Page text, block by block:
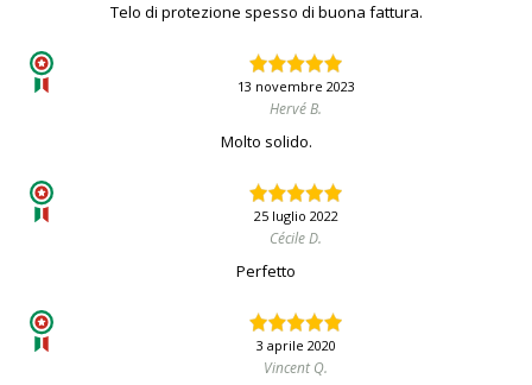
Telo di protezione spesso di buona fattura.
13 novembre 2023
Hervé B.
Molto solido.
25 luglio 2022
Cécile D.
Perfetto
3 aprile 2020
Vincent Q.